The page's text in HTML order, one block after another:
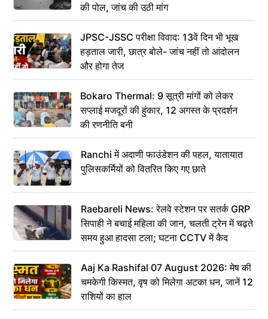
की पोल, जांच की उठी मांग
JPSC-JSSC परीक्षा विवाद: 13वें दिन भी भूख
हड़ताल जारी, छात्र बोले- जांच नहीं तो आंदोलन
और होगा तेज
Bokaro Thermal: 9 सूत्री मांगों को लेकर
सप्लाई मजदूरों की हुंकार, 12 अगस्त के प्रदर्शन
की रणनीति बनी
Ranchi में अदाणी फाउंडेशन की पहल, यातायात
पुलिसकर्मियों को वितरित किए गए छाते
Raebareli News: रेलवे स्टेशन पर सतर्क GRP
सिपाही ने बचाई महिला की जान, चलती ट्रेन में चढ़ते
समय हुआ हादसा टला; घटना CCTV में कैद
Aaj Ka Rashifal 07 August 2026: मेष की
चमकेगी किस्मत, वृष को मिलेगा अटका धन, जानें 12
राशियों का हाल